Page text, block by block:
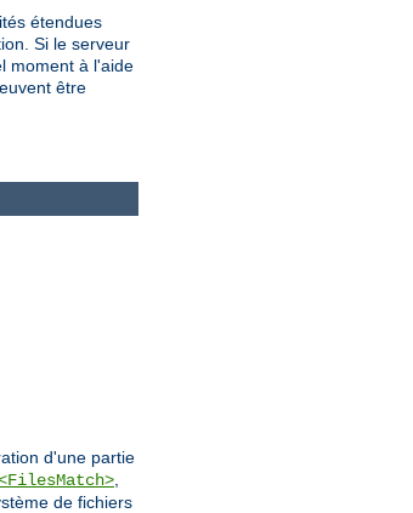
étendues
Si le serveur
moment à l'aide
être
d'une partie
de fichiers